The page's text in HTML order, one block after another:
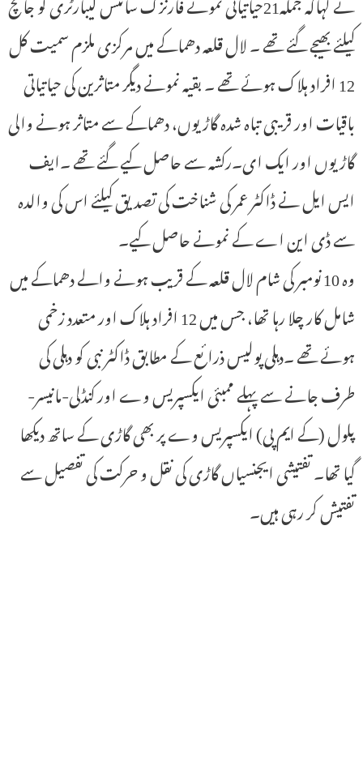
کیلئے بھیجے گئے تھے ۔ لال قلعہ دھماکے میں مرکزی ملزم سمیت کل
12 افراد ہلاک ہوئے تھے ۔ بقیہ نمونے دیگر متاثرین کی حیاتیاتی
باقیات اور قریبی تباہ شدہ گاڑیوں، دھماکے سے متاثر ہونے والی
گاڑیوں اور ایک ای۔رکشہ سے حاصل کیے گئے تھے ۔ایف
ایس ایل نے ڈاکٹر عمر کی شناخت کی تصدیق کیلئے اس کی والدہ
سے ڈی این اے کے نمونے حاصل کیے۔
وہ 10 نومبر کی شام لال قلعہ کے قریب ہونے والے دھماکے میں
شامل کار چلا رہا تھا، جس میں 12 افراد ہلاک اور متعدد زخمی
ہوئے تھے ۔دہلی پولیس ذرائع کے مطابق ڈاکٹر نبی کو دہلی کی
طرف جانے سے پہلے ممبئی ایکسپریس وے اور کنڈلی-مانیسر-
پلول (کے ایم پی) ایکسپریس وے پر بھی گاڑی کے ساتھ دیکھا
گیا تھا۔ تفتیشی ایجنسیاں گاڑی کی نقل و حرکت کی تفصیل سے
تفتیش کر رہی ہیں۔